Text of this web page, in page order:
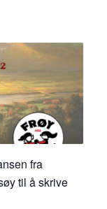
fra
til å skrive